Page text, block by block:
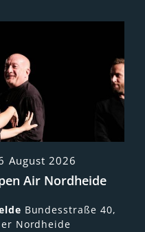
August 2026
Air Nordheide
Bundesstraße 40,
Nordheide